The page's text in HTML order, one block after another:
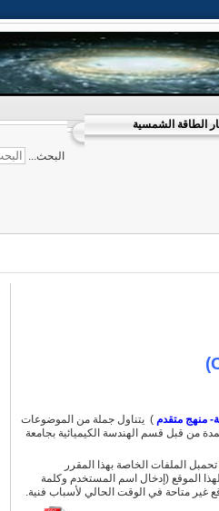
الطاقة الشمسية
البحث...
منهج متقدم ) يتناول جملة من الموضوعات
من قبل قسم الهندسة الكيميائية بجامعة
الملفات الخاصة بهذا المقرر
الموقع (إدخال اسم المستخدم وكلمة
متاحة في الوقت الحالي لأسباب فنية.